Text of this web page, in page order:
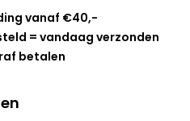
vanaf €40,-
= vandaag verzonden
betalen